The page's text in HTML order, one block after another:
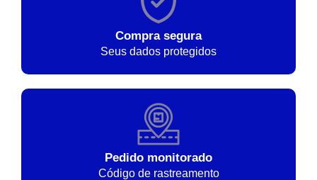
Compra segura
Seus dados protegidos
Pedido monitorado
Código de rastreamento